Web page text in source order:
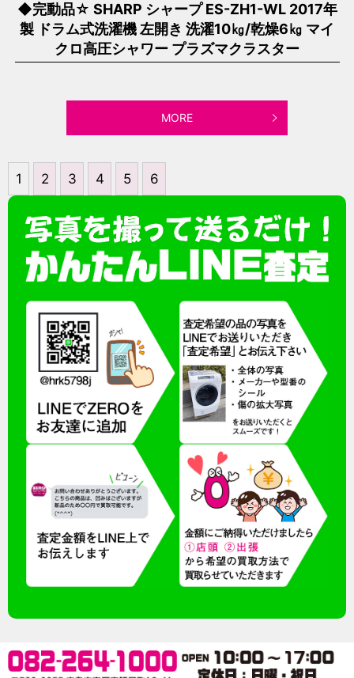
◆完動品☆ SHARP シャープ ES-ZH1-WL 2017年
製 ドラム式洗濯機 左開き 洗濯10㎏/乾燥6㎏ マイ
クロ高圧シャワー プラズマクラスター
MORE
1 2 3 4 5 6